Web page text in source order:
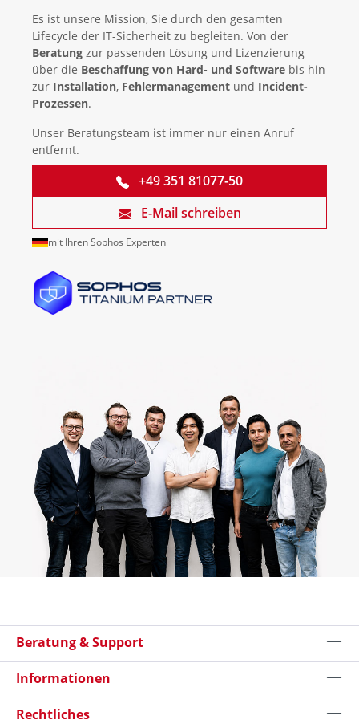
Es ist unsere Mission, Sie durch den gesamten
Lifecycle der IT-Sicherheit zu begleiten. Von der
Beratung zur passenden Lösung und Lizenzierung
über die Beschaffung von Hard- und Software bis hin
zur Installation, Fehlermanagement und Incident-
Prozessen.
Unser Beratungsteam ist immer nur einen Anruf
entfernt.
+49 351 81077-50
E-Mail schreiben
mit Ihren Sophos Experten
Beratung & Support
Informationen
Rechtliches